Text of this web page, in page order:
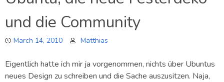
und die Community
March 14, 2010 Matthias
Eigentlich hatte ich mir ja vorgenommen, nichts über Ubuntus
neues Design zu schreiben und die Sache auszusitzen. Naja,